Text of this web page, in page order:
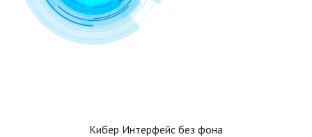
Кибер Интерфейс без фона